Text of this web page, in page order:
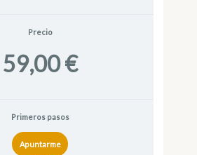
Precio
59,00 €
Primeros pasos
Apuntarme